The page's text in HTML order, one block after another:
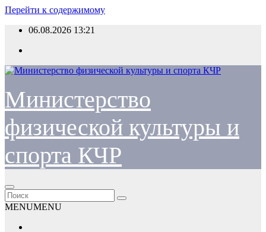
Перейти к содержимому
06.08.2026 13:21
Министерство
физической культуры и
спорта КЧР
MENUMENU